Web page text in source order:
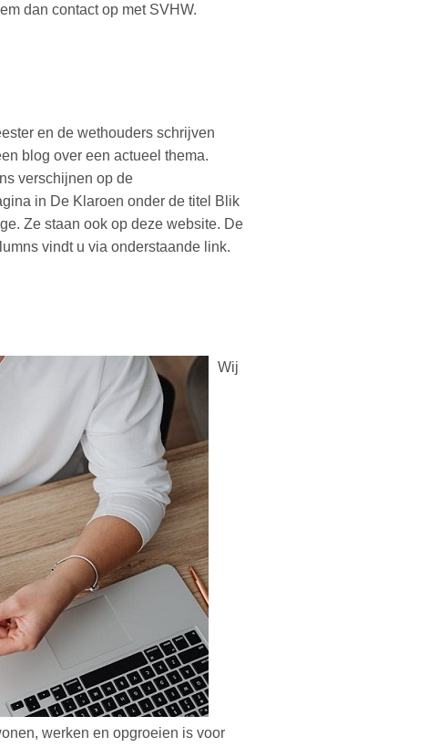
dan contact op met SVHW.
en de wethouders schrijven
blog over een actueel thema.
verschijnen op de
in De Klaroen onder de titel Blik
Ze staan ook op deze website. De
vindt u via onderstaande link.
Wij
werken en opgroeien is voor